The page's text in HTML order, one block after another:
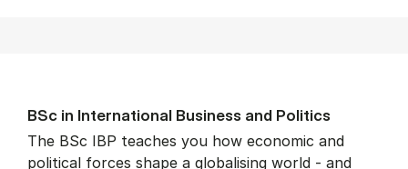
BSc in In­ter­na­tion­al Busi­ness and Polit­ics
The BSc IBP teaches you how economic and
political forces shape a globalising world - and